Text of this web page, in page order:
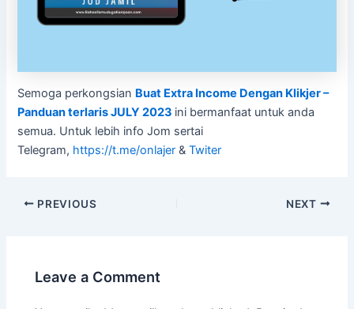
Semoga perkongsian Buat Extra Income Dengan Klikjer –
Panduan terlaris JULY 2023 ini bermanfaat untuk anda
semua. Untuk lebih info Jom sertai
Telegram, https://t.me/onlajer & Twiter
PREVIOUS NEXT
Leave a Comment